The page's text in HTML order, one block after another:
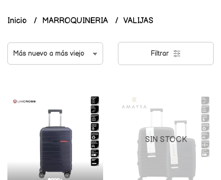
Inicio MARROQUINERIA VALIJAS
Filtrar
SIN STOCK